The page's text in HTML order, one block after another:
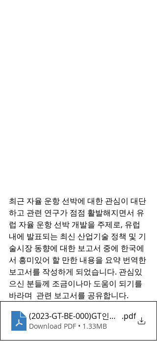
최근 자율 운항 선박에 대한 관심이 대단
하고 관련 연구가 점점 활발해지면서 유
럽 자율 운항 선박 개발을 주제로, 유럽
내에 발표되는 최신 산업기술 정책 및 기
술시장 동향에 대한 보고서 중에 한국에
서 흥미있어 할 만한 내용을 요약 번역한
보고서를 작성하게 되었습니다. 관심있
으신 분들께 조금이나마 도움이 되기를
바라며  관련 보고서를 공유합니다.
(2023-GT-BE-000)GT인사이트_유럽
.pdf
Download PDF • 1.33MB